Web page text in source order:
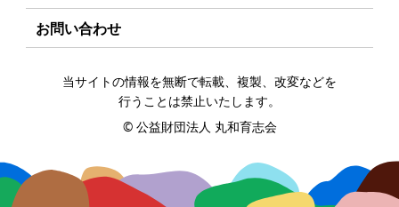
お問い合わせ
当サイトの情報を無断で転載、複製、改変などを
行うことは禁止いたします。
© 公益財団法人 丸和育志会